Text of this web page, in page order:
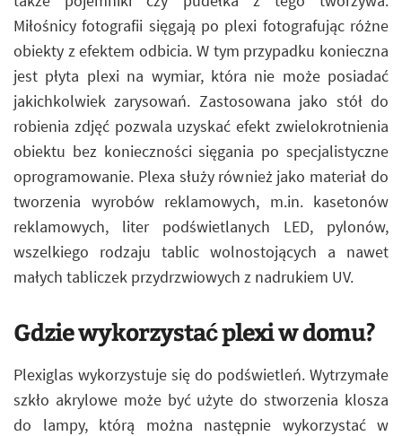
Miłośnicy fotografii sięgają po plexi fotografując różne
obiekty z efektem odbicia. W tym przypadku konieczna
jest płyta plexi na wymiar, która nie może posiadać
jakichkolwiek zarysowań. Zastosowana jako stół do
robienia zdjęć pozwala uzyskać efekt zwielokrotnienia
obiektu bez konieczności sięgania po specjalistyczne
oprogramowanie. Plexa służy również jako materiał do
tworzenia wyrobów reklamowych, m.in. kasetonów
reklamowych, liter podświetlanych LED, pylonów,
wszelkiego rodzaju tablic wolnostojących a nawet
małych tabliczek przydrzwiowych z nadrukiem UV.
Gdzie wykorzystać plexi w domu?
Plexiglas wykorzystuje się do podświetleń. Wytrzymałe
szkło akrylowe może być użyte do stworzenia klosza
do lampy, którą można następnie wykorzystać w